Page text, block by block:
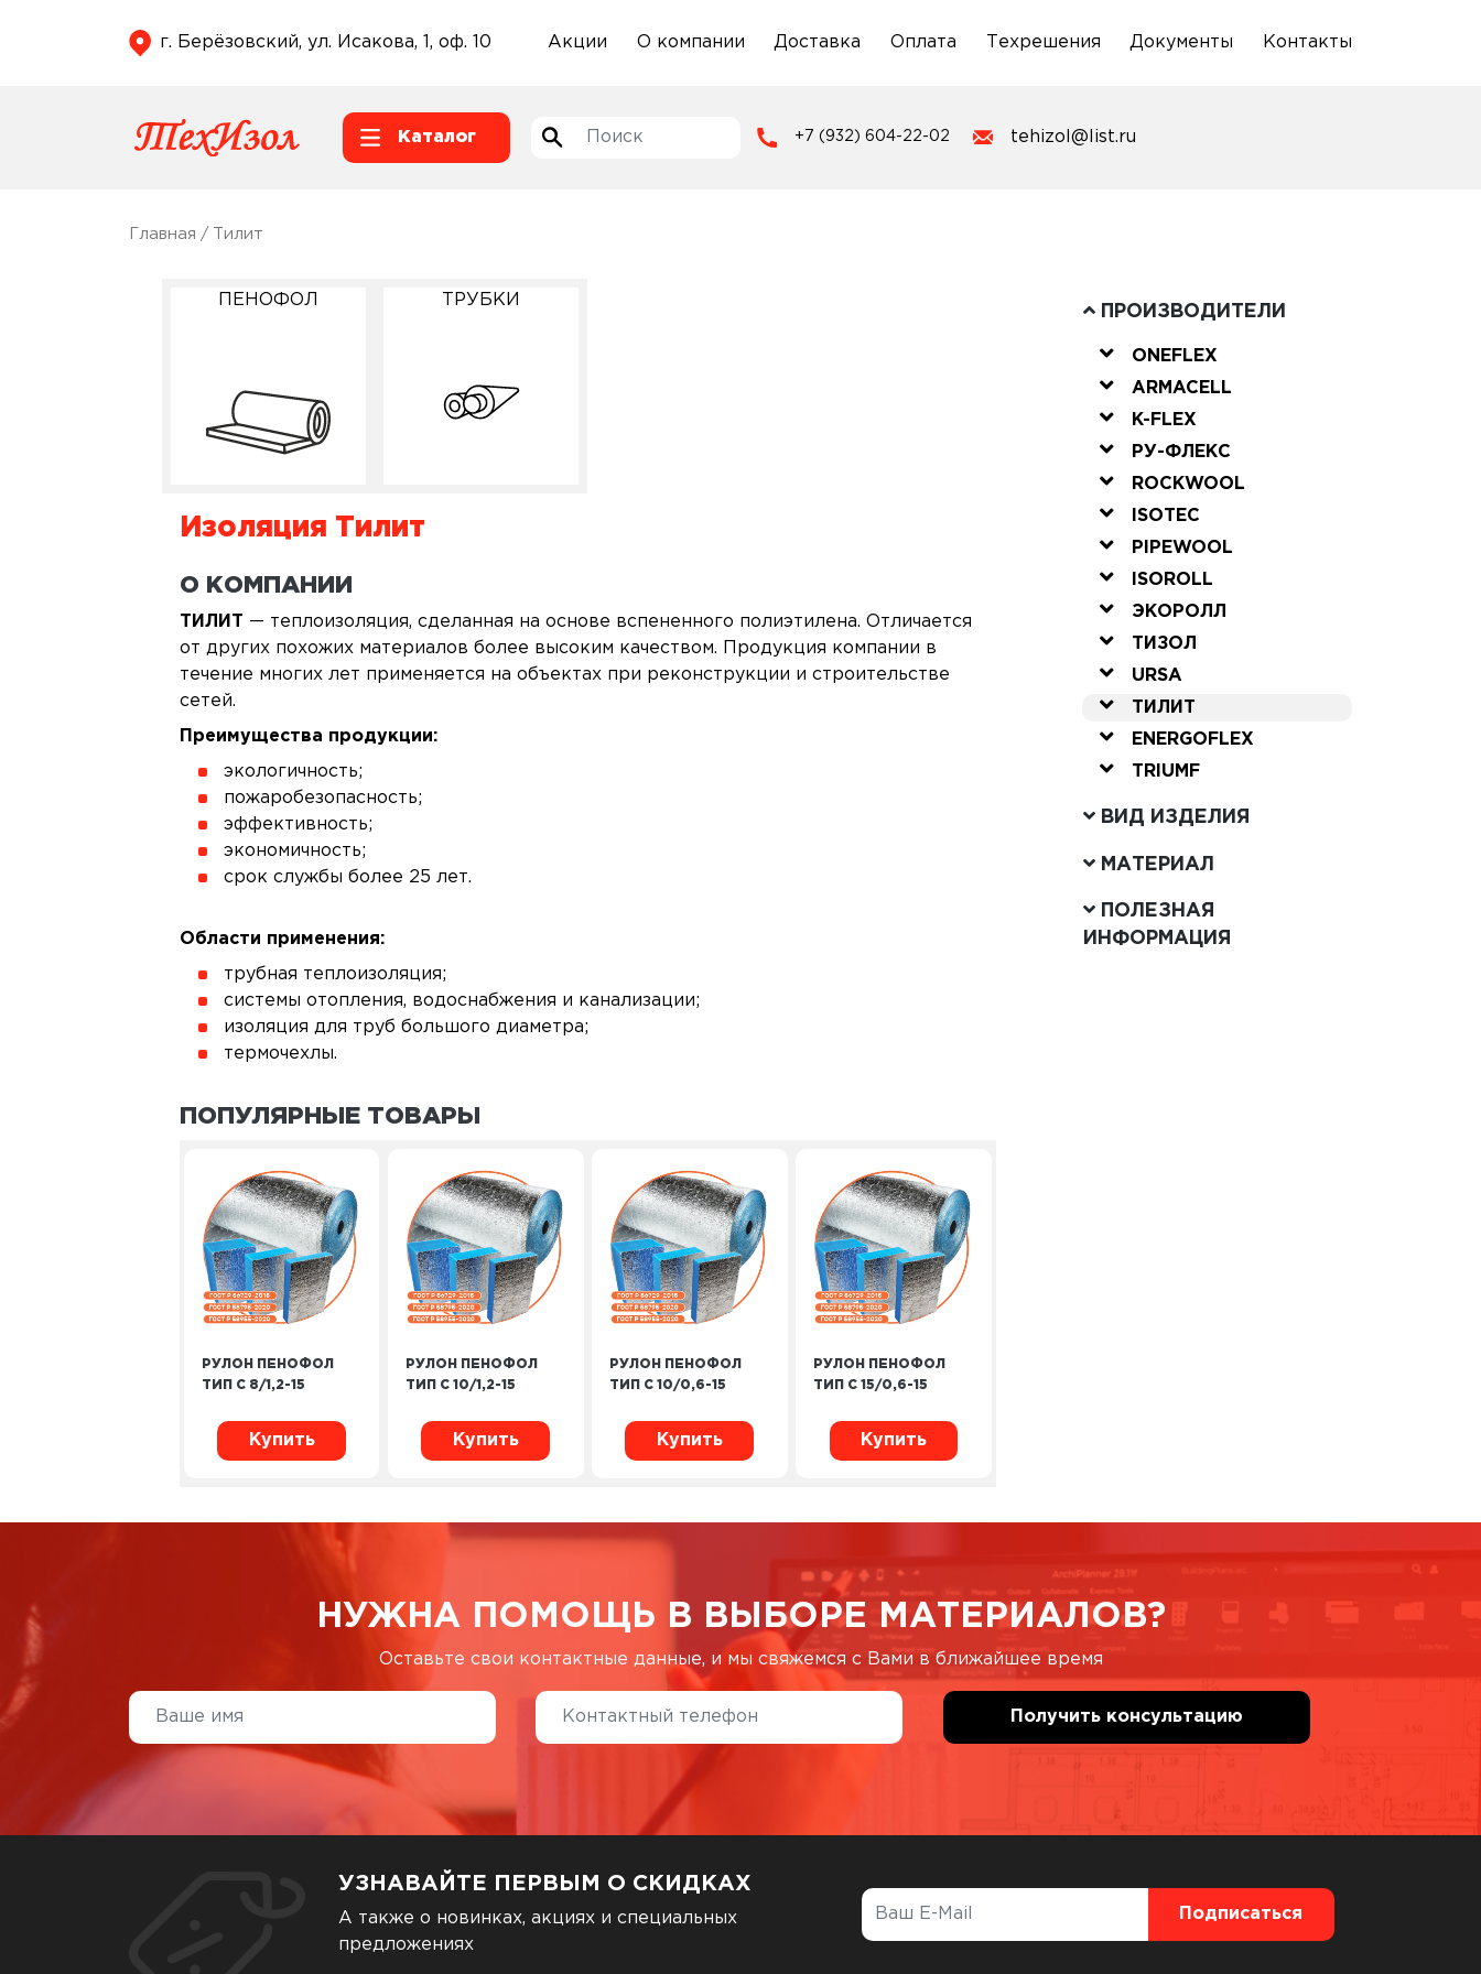
г. Берёзовский, ул. Исакова, 1, оф. 10 Акции О компании Доставка Оплата Техрешения Документы Контакты
Каталог +7 (932) 604-22-02 tehizol@list.ru
Главная / Тилит
ПЕНОФОЛ ТРУБКИ
Изоляция Тилит
О КОМПАНИИ
ТИЛИТ — теплоизоляция, сделанная на основе вспененного полиэтилена. Отличается
от других похожих материалов более высоким качеством. Продукция компании в
течение многих лет применяется на объектах при реконструкции и строительстве
сетей.
Преимущества продукции:
экологичность;
пожаробезопасность;
эффективность;
экономичность;
срок службы более 25 лет.
Области применения:
трубная теплоизоляция;
системы отопления, водоснабжения и канализации;
изоляция для труб большого диаметра;
термочехлы.
ПОПУЛЯРНЫЕ ТОВАРЫ
РУЛОН ПЕНОФОЛ
ТИП C 8/1,2-15
Купить
РУЛОН ПЕНОФОЛ
ТИП C 10/1,2-15
Купить
РУЛОН ПЕНОФОЛ
ТИП C 10/0,6-15
Купить
РУЛОН ПЕНОФОЛ
ТИП C 15/0,6-15
Купить
ПРОИЗВОДИТЕЛИ
ONEFLEX
ARMACELL
K-FLEX
РУ-ФЛЕКС
ROCKWOOL
ISOTEC
PIPEWOOL
ISOROLL
ЭКОРОЛЛ
ТИЗОЛ
URSA
ТИЛИТ
ENERGOFLEX
TRIUMF
ВИД ИЗДЕЛИЯ
МАТЕРИАЛ
ПОЛЕЗНАЯ
ИНФОРМАЦИЯ
НУЖНА ПОМОЩЬ В ВЫБОРЕ МАТЕРИАЛОВ?
Оставьте свои контактные данные, и мы свяжемся с Вами в ближайшее время
УЗНАВАЙТЕ ПЕРВЫМ О СКИДКАХ
А также о новинках, акциях и специальных
предложениях